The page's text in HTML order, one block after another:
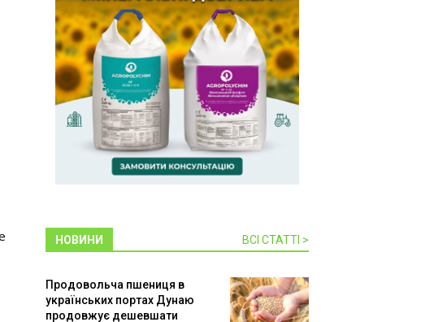
НОВИНИ ВСІ СТАТТІ >
Продовольча пшениця в
українських портах Дунаю
продовжує дешевшати